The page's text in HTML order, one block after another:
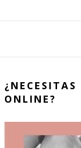
¿NECESITAS
ONLINE?